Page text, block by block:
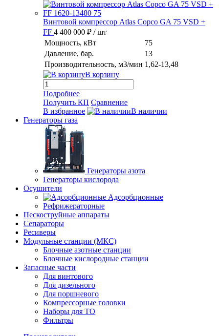
Винтовой компрессор Atlas Copco GA 75 VSD +
FF 4 400 000 ₽ / шт
Мощность, кВт
75
Давление, бар.
13
Производительность, м3/мин 1,62-13,48
В корзину
Подробнее
Получить КП Сравнение
В избранное
В наличии
Генераторы газа
Генераторы азота
Генераторы кислорода
Осушители
Адсорбционные
Рефрижераторные
Пескоструйные аппараты
Сепараторы
Ресиверы
Модульные станции (МКС)
Блочные азотные станции
Блочные кислородные станции
Запасные части
Для винтового
Для дизельного
Для поршневого
Компрессорные головки
Наборы для ТО
Фильтры